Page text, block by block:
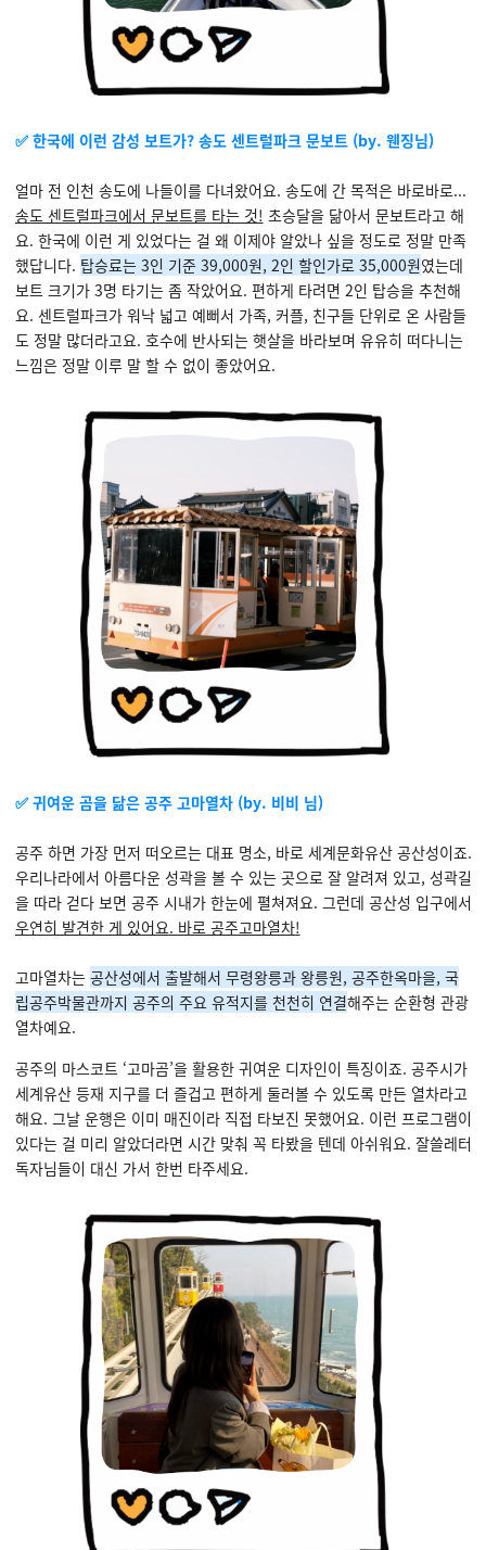
✅ 한국에 이런 감성 보트가? 송도 센트럴파크 문보트 (by. 웬징님)
얼마 전 인천 송도에 나들이를 다녀왔어요. 송도에 간 목적은 바로바로...
송도 센트럴파크에서 문보트를 타는 것! 초승달을 닮아서 문보트라고 해
요. 한국에 이런 게 있었다는 걸 왜 이제야 알았나 싶을 정도로 정말 만족
했답니다. 탑승료는 3인 기준 39,000원, 2인 할인가로 35,000원였는데
보트 크기가 3명 타기는 좀 작았어요. 편하게 타려면 2인 탑승을 추천해
요. 센트럴파크가 워낙 넓고 예뻐서 가족, 커플, 친구들 단위로 온 사람들
도 정말 많더라고요. 호수에 반사되는 햇살을 바라보며 유유히 떠다니는
느낌은 정말 이루 말 할 수 없이 좋았어요.
✅ 귀여운 곰을 닮은 공주 고마열차 (by. 비비 님)
공주 하면 가장 먼저 떠오르는 대표 명소, 바로 세계문화유산 공산성이죠.
우리나라에서 아름다운 성곽을 볼 수 있는 곳으로 잘 알려져 있고, 성곽길
을 따라 걷다 보면 공주 시내가 한눈에 펼쳐져요. 그런데 공산성 입구에서
우연히 발견한 게 있어요. 바로 공주고마열차!
고마열차는 공산성에서 출발해서 무령왕릉과 왕릉원, 공주한옥마을, 국
립공주박물관까지 공주의 주요 유적지를 천천히 연결해주는 순환형 관광
열차예요.
공주의 마스코트 ‘고마곰’을 활용한 귀여운 디자인이 특징이죠. 공주시가
세계유산 등재 지구를 더 즐겁고 편하게 둘러볼 수 있도록 만든 열차라고
해요. 그날 운행은 이미 매진이라 직접 타보진 못했어요. 이런 프로그램이
있다는 걸 미리 알았더라면 시간 맞춰 꼭 타봤을 텐데 아쉬워요. 잘쓸레터
독자님들이 대신 가서 한번 타주세요.